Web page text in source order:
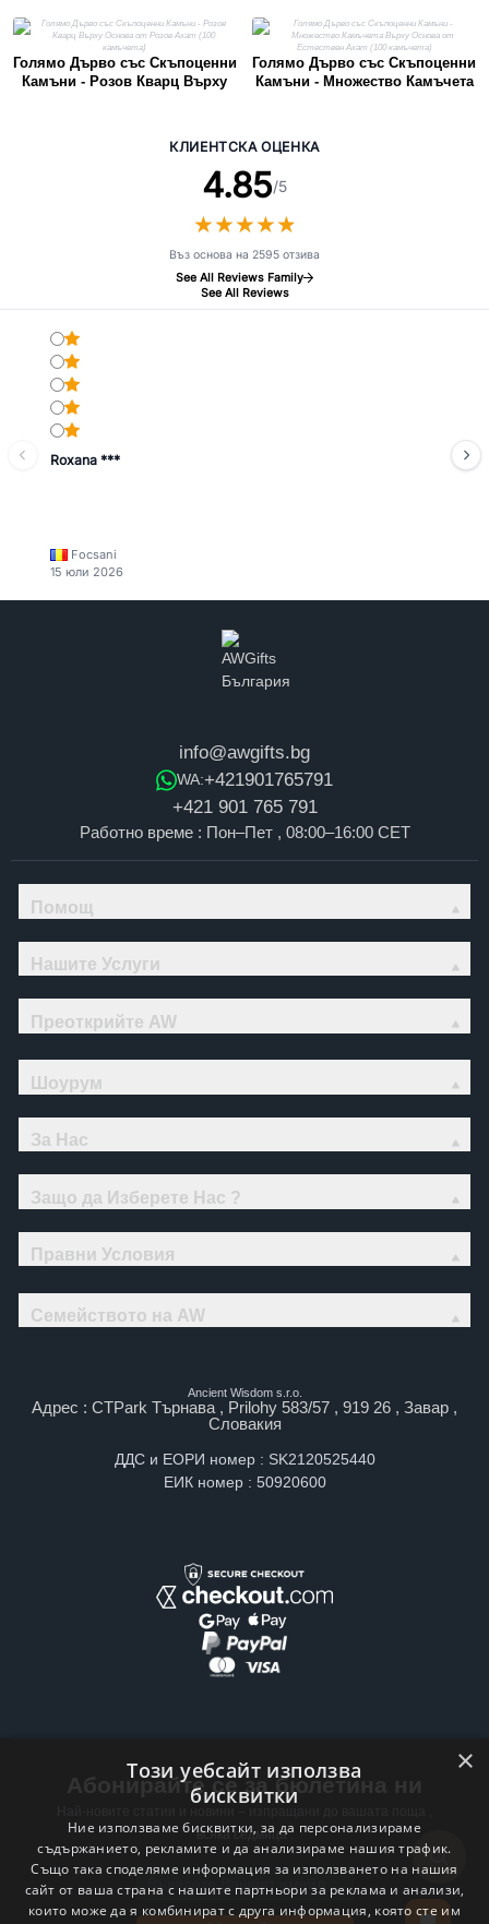
Голямо Дърво със Скъпоценни
Камъни - Розов Кварц Върху
Голямо Дърво със Скъпоценни
Камъни - Множество Камъчета
КЛИЕНТСКА ОЦЕНКА
4.85/5
★★★★★
★★★★★
Въз основа на 2595 отзива
See All Reviews Family
See All Reviews
Roxana ***
Focsani
15 юли 2026
info@awgifts.bg
WA:+421901765791
+421 901 765 791
Работно време : Пон–Пет , 08:00–16:00 CET
Помощ
Нашите Услуги
Преоткрийте AW
Шоурум
За Нас
Защо да Изберете Нас ?
Правни Условия
Семейството на AW
Ancient Wisdom s.r.o.
Адрес : CTPark Търнава , Prilohy 583/57 , 919 26 , Завар ,
Словакия
ДДС и ЕОРИ номер : SK2120525440
ЕИК номер : 50920600
Абонирайте се за бюлетина ни
всяка седмица .
Email address
×
Този уебсайт използва
бисквитки
Ние използваме бисквитки, за да персонализираме
съдържанието, рекламите и да анализираме нашия трафик.
Също така споделяме информация за използването на нашия
сайт от ваша страна с нашите партньори за реклама и анализи,
които може да я комбинират с друга информация, която сте им